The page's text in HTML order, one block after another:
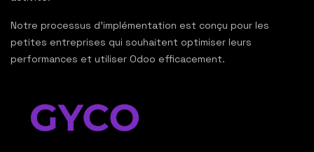
Notre processus d’implémentation est conçu pour les
petites entreprises qui souhaitent optimiser leurs
performances et utiliser Odoo efficacement.